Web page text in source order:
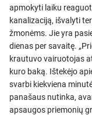
apmokyti laiku
kanalizaciją, išvalyti
žmonėms. Jie yra
dienas per savaitę.
krautuvo vairuotojas
kuro baką. Ištekėjo
svarbi kiekviena
panašaus nutinka,
apsaugos priemonių